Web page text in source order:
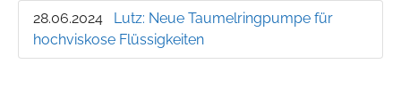
28.06.2024
Lutz: Neue Taumelringpumpe für
hochviskose Flüssigkeiten